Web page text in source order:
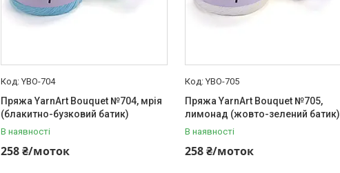
YBO-704
Пряжа YarnArt Bouquet №704, мрія
(блакитно-бузковий батик)
В наявності
258 ₴/моток
YBO-705
Пряжа YarnArt Bouquet №705,
лимонад (жовто-зелений батик)
В наявності
258 ₴/моток